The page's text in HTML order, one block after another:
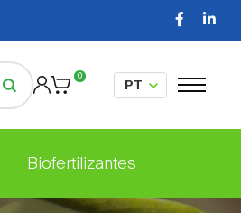
0
Biofertilizantes